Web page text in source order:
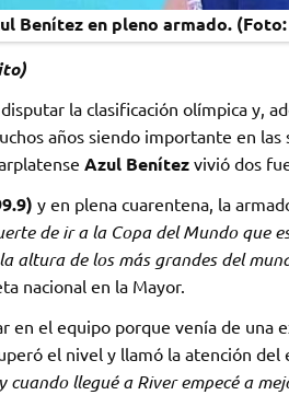
Benítez en pleno armado. (Foto:
la clasificación olímpica y,
años siendo importante en
Azul Benítezvivió dos
y en plena cuarentena, la
de ir a la Copa del Mundo que
altura de los más grandes del
nacional en la Mayor.
en el equipo porque venía de una
el nivel y llamó la atención del
cuando llegué a River empecé a